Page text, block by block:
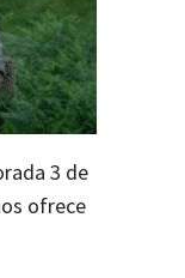
3 de
ofrece